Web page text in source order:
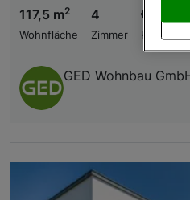
117,5 m2
Wohnfläche
4
Zimmer
€
Kaufpreis
GED Wohnbau
und
Wir